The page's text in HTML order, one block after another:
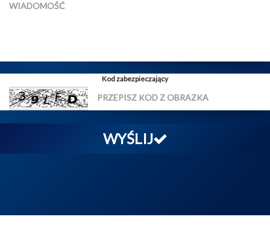
Kod zabezpieczający
WYŚLIJ